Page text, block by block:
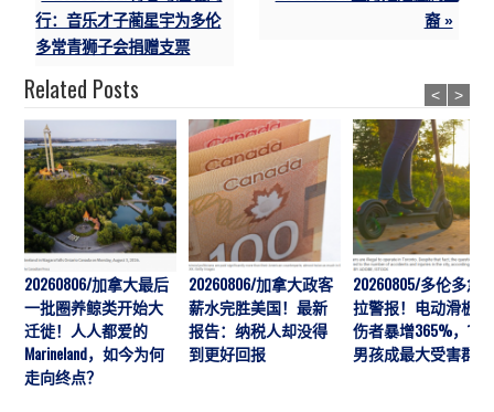
行：音乐才子蔺星宇为多伦
多常青狮子会捐赠支票
裔 »
Related Posts
20260806/加拿大最后
一批圈养鲸类开始大
迁徙！人人都爱的
Marineland，如今为何
走向终点？
20260806/加拿大政客
薪水完胜美国！最新
报告：纳税人却没得
到更好回报
20260805/多伦多急
拉警报！电动滑板车
伤者暴增365%，10
男孩成最大受害群体
< >